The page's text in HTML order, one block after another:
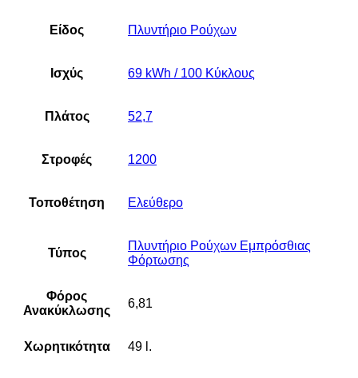
Είδος Πλυντήριο Ρούχων
Ισχύς 69 kWh / 100 Κύκλους
Πλάτος 52,7
Στροφές 1200
Τοποθέτηση Ελεύθερο
Τύπος
Πλυντήριο Ρούχων Εμπρόσθιας
Φόρτωσης
Φόρος
Ανακύκλωσης
6,81
Χωρητικότητα 49 l.